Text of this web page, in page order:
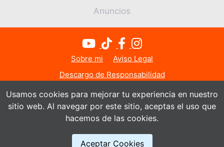
Anuncios
Sobre mi
Aviso Legal
Descargo de Responsabilidad
Política de Privacidad
Política de Cookies
Contacto
© Todos los derechos reservados 2026
Usamos cookies para mejorar tu experiencia en nuestro
sitio web. Al navegar por este sitio, aceptas el uso que
hacemos de las cookies.
Aceptar Cookies